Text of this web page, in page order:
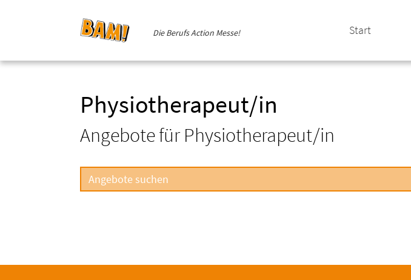
Die Berufs Action Messe! Start
Physiotherapeut/in
Angebote für Physiotherapeut/in